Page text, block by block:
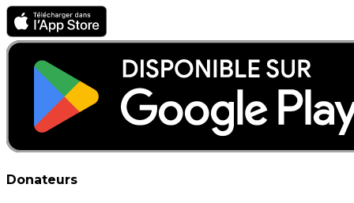
Donateurs